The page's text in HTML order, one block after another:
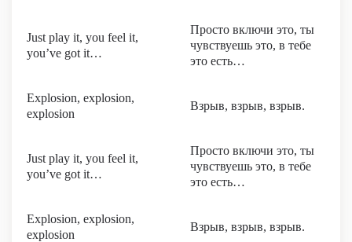
Just play it, you feel it,
you’ve got it…
Просто включи это, ты
чувствуешь это, в тебе
это есть…
Explosion, explosion,
explosion
Взрыв, взрыв, взрыв.
Just play it, you feel it,
you’ve got it…
Просто включи это, ты
чувствуешь это, в тебе
это есть…
Explosion, explosion,
explosion
Взрыв, взрыв, взрыв.